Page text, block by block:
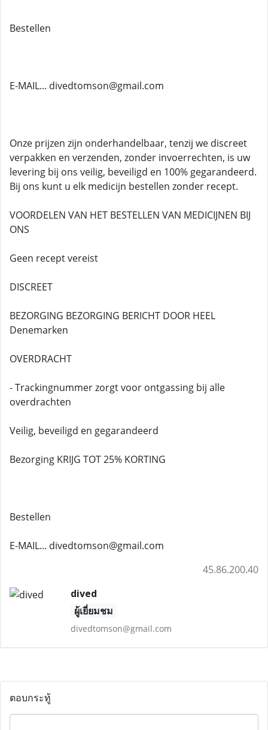
Bestellen
E-MAIL... divedtomson@gmail.com
Onze prijzen zijn onderhandelbaar, tenzij we discreet
verpakken en verzenden, zonder invoerrechten, is uw
levering bij ons veilig, beveiligd en 100% gegarandeerd.
Bij ons kunt u elk medicijn bestellen zonder recept.
VOORDELEN VAN HET BESTELLEN VAN MEDICIJNEN BIJ
ONS
Geen recept vereist
DISCREET
BEZORGING BEZORGING BERICHT DOOR HEEL
Denemarken
OVERDRACHT
- Trackingnummer zorgt voor ontgassing bij alle
overdrachten
Veilig, beveiligd en gegarandeerd
Bezorging KRIJG TOT 25% KORTING
Bestellen
E-MAIL... divedtomson@gmail.com
45.86.200.40
dived
ผู้เยี่ยมชม
divedtomson@gmail.com
ตอบกระทู้